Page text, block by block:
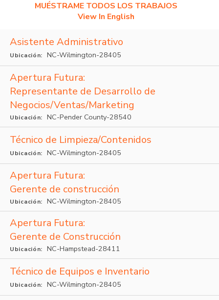
MUÉSTRAME TODOS LOS TRABAJOS
View In English
Asistente Administrativo
Ubicación: NC-Wilmington-28405
Apertura Futura:
Representante de Desarrollo de
Negocios/Ventas/Marketing
Ubicación: NC-Pender County-28540
Técnico de Limpieza/Contenidos
Ubicación: NC-Wilmington-28405
Apertura Futura:
Gerente de construcción
Ubicación: NC-Wilmington-28405
Apertura Futura:
Gerente de Construcción
Ubicación: NC-Hampstead-28411
Técnico de Equipos e Inventario
Ubicación: NC-Wilmington-28405